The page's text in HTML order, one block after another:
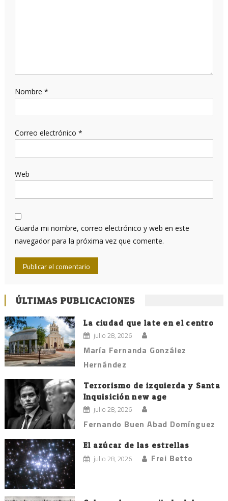
Nombre *
Correo electrónico *
Web
Guarda mi nombre, correo electrónico y web en este
navegador para la próxima vez que comente.
ÚLTIMAS PUBLICACIONES
La ciudad que late en el centro
julio 28, 2026
María Fernanda González
Hernández
Terrorismo de izquierda y Santa
Inquisición new age
julio 28, 2026
Fernando Buen Abad Domínguez
El azúcar de las estrellas
julio 28, 2026 Frei Betto